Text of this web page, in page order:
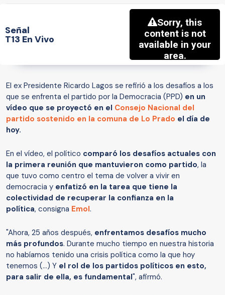
Señal
T13 En Vivo
El ex Presidente Ricardo Lagos se refirió a los desafíos a los
que se enfrenta el partido por la Democracia (PPD) en un
vídeo que se proyectó en el Consejo Nacional del
partido sostenido en la comuna de Lo Prado el día de
hoy.
En el vídeo, el político comparó los desafíos actuales con
la primera reunión que mantuvieron como partido, la
que tuvo como centro el tema de volver a vivir en
democracia y enfatizó en la tarea que tiene la
colectividad de recuperar la confianza en la
política, consigna Emol.
"Ahora, 25 años después, enfrentamos desafíos mucho
más profundos. Durante mucho tiempo en nuestra historia
no habíamos tenido una crisis política como la que hoy
tenemos (...) Y el rol de los partidos políticos en esto,
para salir de ella, es fundamental", afirmó.